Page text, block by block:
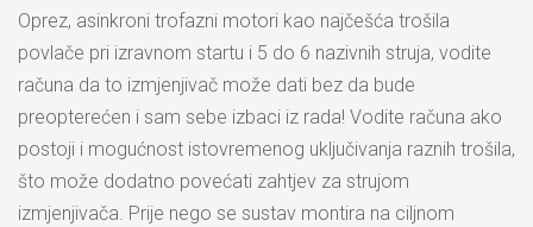
Oprez, asinkroni trofazni motori kao najčešća trošila
povlače pri izravnom startu i 5 do 6 nazivnih struja, vodite
računa da to izmjenjivač može dati bez da bude
preopterećen i sam sebe izbaci iz rada! Vodite računa ako
postoji i mogućnost istovremenog uključivanja raznih trošila,
što može dodatno povećati zahtjev za strujom
izmjenjivača. Prije nego se sustav montira na ciljnom